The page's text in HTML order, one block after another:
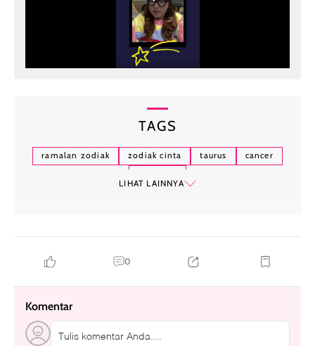
TAGS
ramalan zodiak zodiak cinta taurus
cancer
LIHAT LAINNYA
0
Komentar
Tulis komentar Anda....